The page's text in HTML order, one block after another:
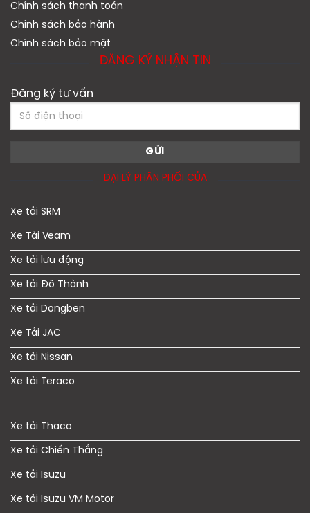
Chính sách thanh toán
Chính sách bảo hành
Chính sách bảo mật
ĐĂNG KÝ NHẬN TIN
Đăng ký tư vấn
ĐẠI LÝ PHÂN PHỐI CỦA
Xe tải SRM
Xe Tải Veam
Xe tải lưu động
Xe tải Đô Thành
Xe tải Dongben
Xe Tải JAC
Xe tải Nissan
Xe tải Teraco
Xe tải Thaco
Xe tải Chiến Thắng
Xe tải Isuzu
Xe tải Isuzu VM Motor